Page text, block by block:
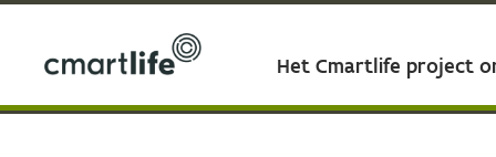
Het Cmartlife project